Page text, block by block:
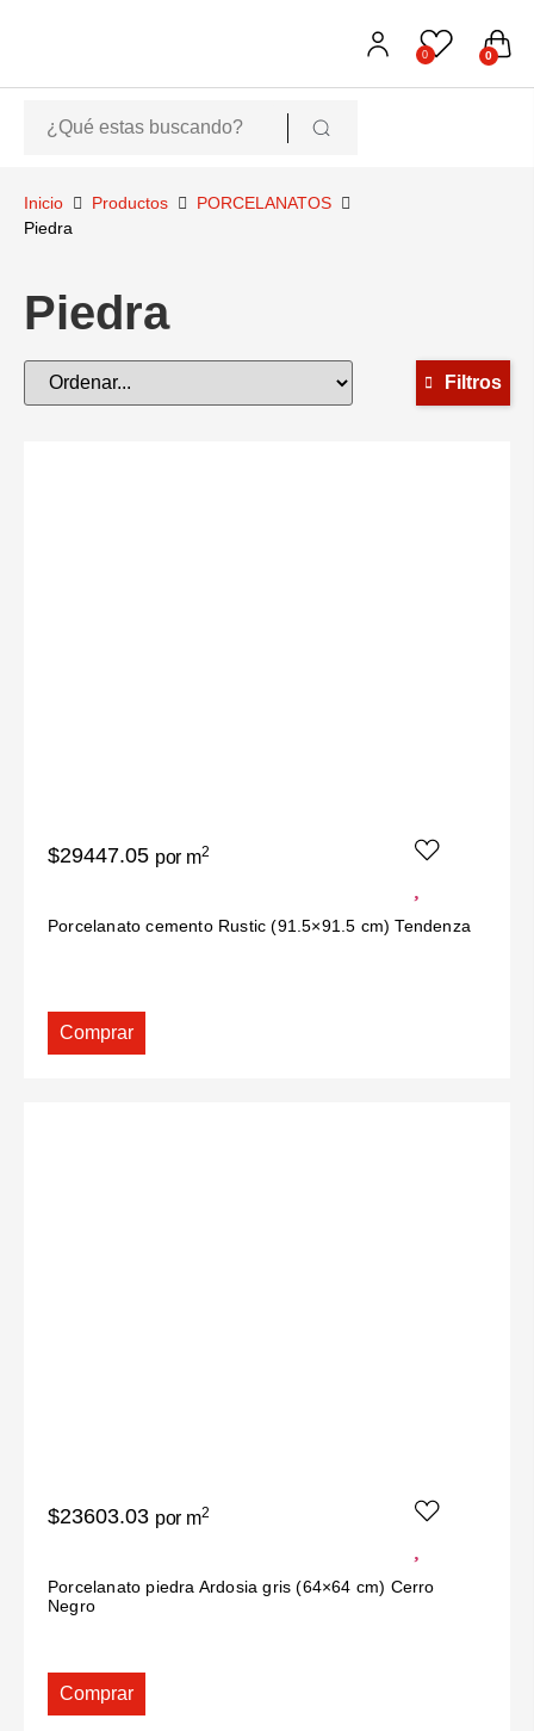
0 0
Inicio Productos
PORCELANATOS
Piedra
Piedra
Filtros
$29447.05 por m2
Porcelanato cemento Rustic (91.5×91.5 cm) Tendenza
Comprar
$23603.03 por m2
Porcelanato piedra Ardosia gris (64×64 cm) Cerro
Negro
Comprar